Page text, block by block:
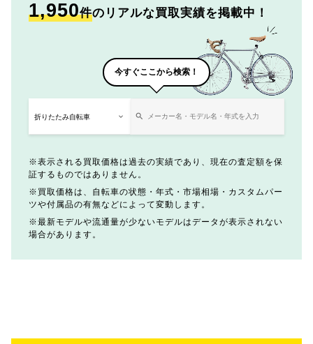
1,950件のリアルな買取実績を掲載中！
今すぐここから検索！
表示される買取価格は過去の実績であり、現在の査定額を保
証するものではありません。
買取価格は、自転車の状態・年式・市場相場・カスタムパー
ツや付属品の有無などによって変動します。
最新モデルや流通量が少ないモデルはデータが表示されない
場合があります。